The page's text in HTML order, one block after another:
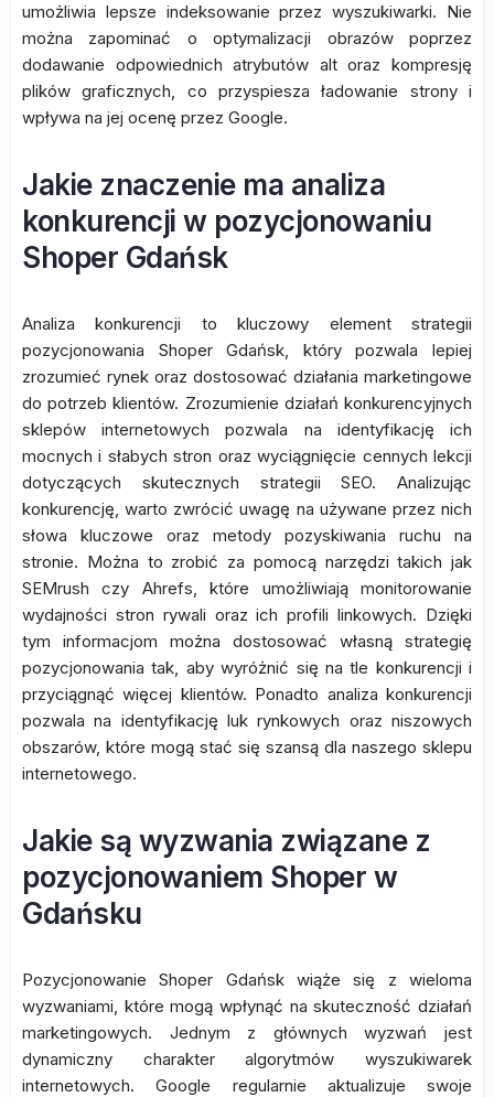
umożliwia lepsze indeksowanie przez wyszukiwarki. Nie
można zapominać o optymalizacji obrazów poprzez
dodawanie odpowiednich atrybutów alt oraz kompresję
plików graficznych, co przyspiesza ładowanie strony i
wpływa na jej ocenę przez Google.
Jakie znaczenie ma analiza
konkurencji w pozycjonowaniu
Shoper Gdańsk
Analiza konkurencji to kluczowy element strategii
pozycjonowania Shoper Gdańsk, który pozwala lepiej
zrozumieć rynek oraz dostosować działania marketingowe
do potrzeb klientów. Zrozumienie działań konkurencyjnych
sklepów internetowych pozwala na identyfikację ich
mocnych i słabych stron oraz wyciągnięcie cennych lekcji
dotyczących skutecznych strategii SEO. Analizując
konkurencję, warto zwrócić uwagę na używane przez nich
słowa kluczowe oraz metody pozyskiwania ruchu na
stronie. Można to zrobić za pomocą narzędzi takich jak
SEMrush czy Ahrefs, które umożliwiają monitorowanie
wydajności stron rywali oraz ich profili linkowych. Dzięki
tym informacjom można dostosować własną strategię
pozycjonowania tak, aby wyróżnić się na tle konkurencji i
przyciągnąć więcej klientów. Ponadto analiza konkurencji
pozwala na identyfikację luk rynkowych oraz niszowych
obszarów, które mogą stać się szansą dla naszego sklepu
internetowego.
Jakie są wyzwania związane z
pozycjonowaniem Shoper w
Gdańsku
Pozycjonowanie Shoper Gdańsk wiąże się z wieloma
wyzwaniami, które mogą wpłynąć na skuteczność działań
marketingowych. Jednym z głównych wyzwań jest
dynamiczny charakter algorytmów wyszukiwarek
internetowych. Google regularnie aktualizuje swoje